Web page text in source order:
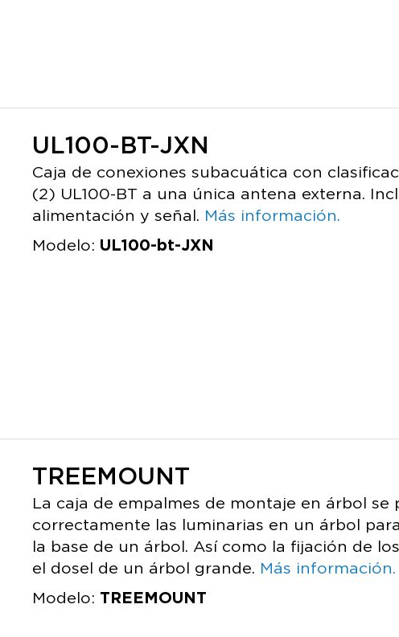
UL100-BT-JXN
Caja de conexiones subacuática con
(2) UL100-BT a una única antena externa.
alimentación y señal. Más información.
Modelo: UL100-bt-JXN
TREEMOUNT
La caja de empalmes de montaje en árbol
correctamente las luminarias en un árbol
la base de un árbol. Así como la fijación de
el dosel de un árbol grande. Más información.
Modelo: TREEMOUNT